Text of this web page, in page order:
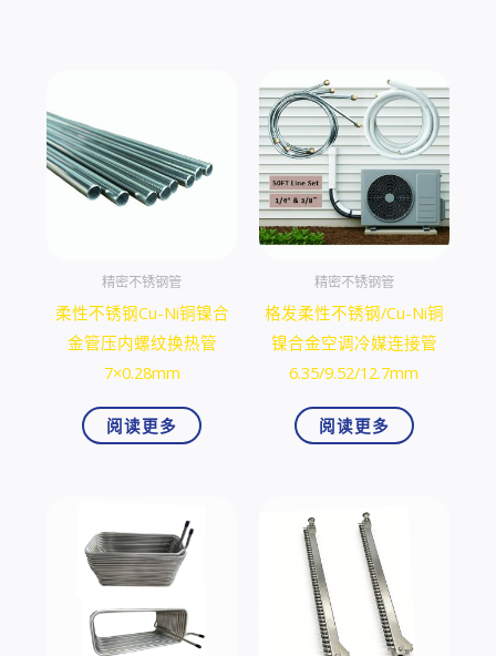
精密不锈钢管
柔性不锈钢Cu-Ni铜镍合
金管压内螺纹换热管
7×0.28mm
阅读更多
精密不锈钢管
格发柔性不锈钢/Cu-Ni铜
镍合金空调冷媒连接管
6.35/9.52/12.7mm
阅读更多